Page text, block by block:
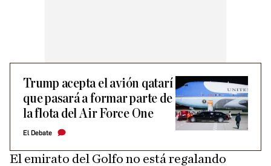
Trump acepta el avión qatarí
que pasará a formar parte de
la flota del Air Force One
El Debate
El emirato del Golfo no está regalando